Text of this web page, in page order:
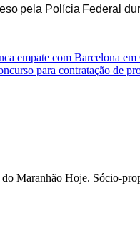
pela Polícia Federal
empate com Barcelona
para contratação de
Maranhão Hoje. Sócio-